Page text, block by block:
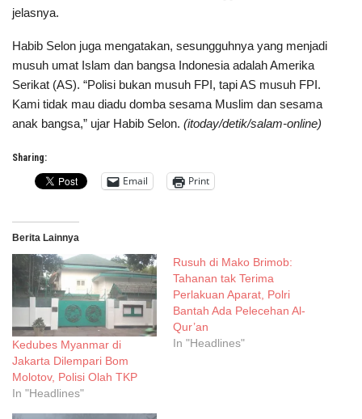
jelasnya.
Habib Selon juga mengatakan, sesungguhnya yang menjadi
musuh umat Islam dan bangsa Indonesia adalah Amerika
Serikat (AS). “Polisi bukan musuh FPI, tapi AS musuh FPI.
Kami tidak mau diadu domba sesama Muslim dan sesama
anak bangsa,” ujar Habib Selon. (itoday/detik/salam-online)
Sharing:
Email Print
Berita Lainnya
Kedubes Myanmar di
Jakarta Dilempari Bom
Molotov, Polisi Olah TKP
In "Headlines"
Rusuh di Mako Brimob:
Tahanan tak Terima
Perlakuan Aparat, Polri
Bantah Ada Pelecehan Al-
Qur’an
In "Headlines"